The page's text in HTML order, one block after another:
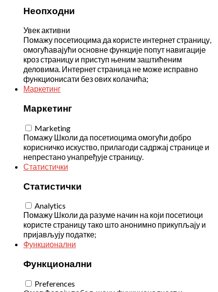
Неопходни
Увек активни
Помажу посетиоцима да користе интернет страницу,
омогућавајући основне функције попут навигације
кроз страницу и приступ њеним заштићеним
деловима. Интернет страница не може исправно
функционисати без ових колачића;
Маркетинг
Маркетинг
Marketing
Помажу Школи да посетиоцима омогући добро
корисничко искуство, прилагоди садржај странице и
непрестано унапређује страницу.
Статистички
Статистички
Analytics
Помажу Школи да разуме начин на који посетиоци
користе страницу тако што анонимно прикупљају и
пријављују податке;
Функционални
Функционални
Preferences